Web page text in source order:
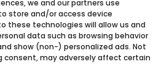
we and our partners use
store and/or access device
these technologies will allow us and
data such as browsing behavior
show (non-) personalized ads. Not
consent, may adversely affect certain
29